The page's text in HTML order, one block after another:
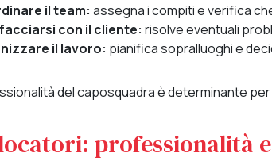
il team: assegna i compiti e verifica
con il cliente: risolve eventuali
il lavoro: pianifica sopralluoghi e
del caposquadra è determinante
professionalità